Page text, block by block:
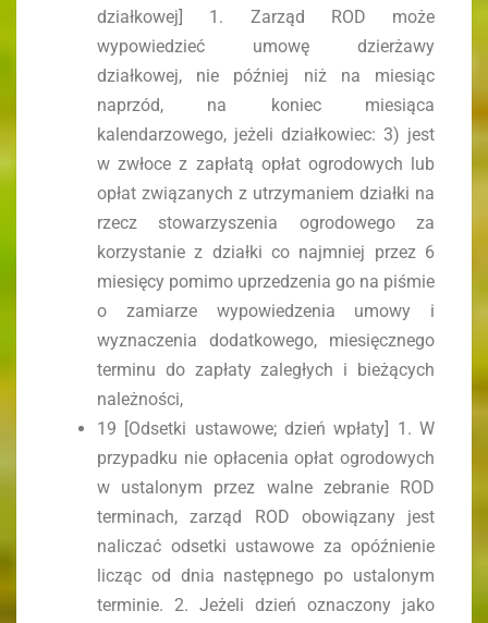
działkowej] 1. Zarząd ROD może
wypowiedzieć umowę dzierżawy
działkowej, nie później niż na miesiąc
naprzód, na koniec miesiąca
kalendarzowego, jeżeli działkowiec: 3) jest
w zwłoce z zapłatą opłat ogrodowych lub
opłat związanych z utrzymaniem działki na
rzecz stowarzyszenia ogrodowego za
korzystanie z działki co najmniej przez 6
miesięcy pomimo uprzedzenia go na piśmie
o zamiarze wypowiedzenia umowy i
wyznaczenia dodatkowego, miesięcznego
terminu do zapłaty zaległych i bieżących
należności,
19 [Odsetki ustawowe; dzień wpłaty] 1. W
przypadku nie opłacenia opłat ogrodowych
w ustalonym przez walne zebranie ROD
terminach, zarząd ROD obowiązany jest
naliczać odsetki ustawowe za opóźnienie
licząc od dnia następnego po ustalonym
terminie. 2. Jeżeli dzień oznaczony jako